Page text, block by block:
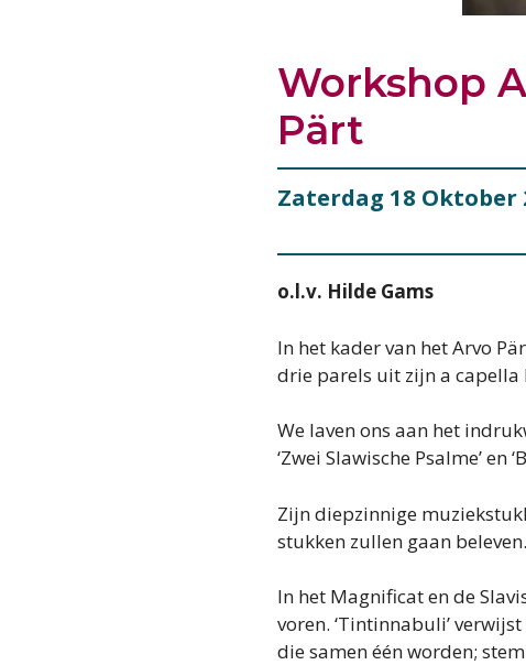
Workshop
Pärt
Zaterdag 18 Oktober
o.l.v. Hilde Gams
In het kader van het Arvo
drie parels uit zijn a capella
We laven ons aan het
‘Zwei Slawische Psalme’ en
Zijn diepzinnige
stukken zullen gaan beleven.
In het Magnificat en de
voren. ‘Tintinnabuli’
die samen één worden;